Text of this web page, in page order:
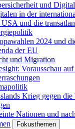
und
in der
und die
2024 und
der EU
und Migration
Vorausschau
Krieg gegen
Nationen und
Fokusthemen